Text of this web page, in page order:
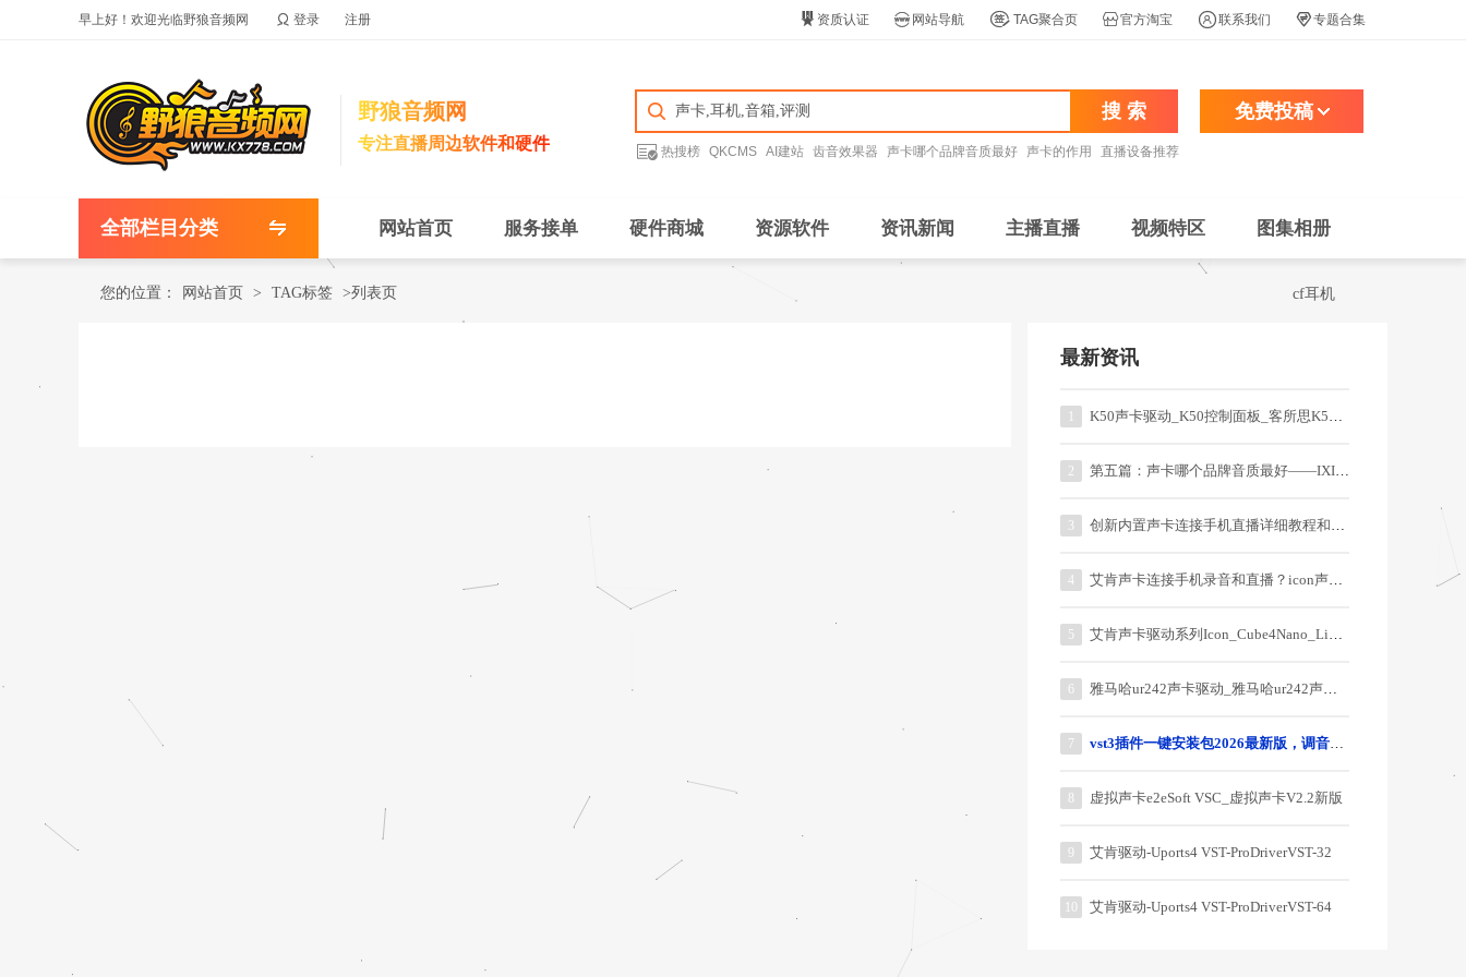
早上好！欢迎光临野狼音频网  登录 注册  资质认证  网站导航  TAG聚合页 官方淘宝 联系我们 专题合集
野狼音频网
专注直播周边软件和硬件
搜 索 免费投稿
 热搜榜 QKCMS AI建站 齿音效果器 声卡哪个品牌音质最好 声卡的作用 直播设备推荐
全部栏目分类 网站首页 服务接单 硬件商城 资源软件 资讯新闻 主播直播 视频特区 图集相册
您的位置： 网站首页 > TAG标签 >列表页 cf耳机
最新资讯
K50声卡驱动_K50控制面板_客所思K50一键音效
2 第五篇：声卡哪个品牌音质最好——IXI系列的直播、录音声卡
3 创新内置声卡连接手机直播详细教程和说明
4 艾肯声卡连接手机录音和直播？icon声卡连接手机教程？
5 艾肯声卡驱动系列Icon_Cube4Nano_Live_3.0.0.5
6 雅马哈ur242声卡驱动_雅马哈ur242声卡驱动器
7 vst3插件一键安装包2026最新版，调音师御用64位插件
虚拟声卡e2eSoft VSC_虚拟声卡V2.2新版
9 艾肯驱动-Uports4 VST-ProDriverVST-32
艾肯驱动-Uports4 VST-ProDriverVST-64